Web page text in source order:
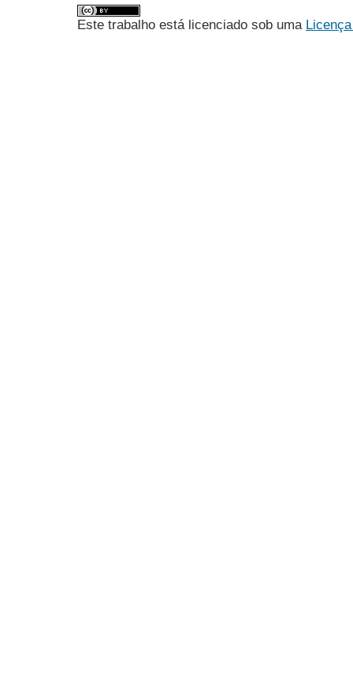
Este trabalho está licenciado sob uma